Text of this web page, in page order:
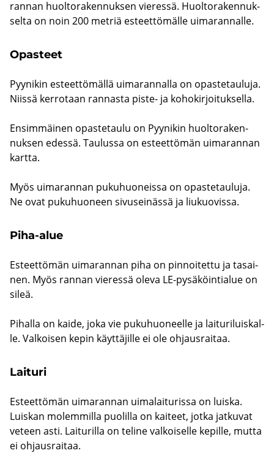
ran­nan huol­to­ra­ken­nuk­sen vie­res­sä. Huol­to­ra­ken­nuk­
sel­ta on noin 200 met­riä es­teet­tö­mäl­le ui­ma­ran­nal­le.
Opas­teet
Pyy­ni­kin es­teet­tö­mäl­lä ui­ma­ran­nal­la on opas­te­tau­lu­ja.
Niis­sä ker­ro­taan ran­nas­ta piste-​ ja ko­ho­kir­joi­tuk­sel­la.
En­sim­mäi­nen opas­te­tau­lu on Pyy­ni­kin huol­to­ra­ken­
nuk­sen edes­sä. Tau­lus­sa on es­teet­tö­män ui­ma­ran­nan
kart­ta.
Myös ui­ma­ran­nan pu­ku­huo­neis­sa on opas­te­tau­lu­ja.
Ne ovat pu­ku­huo­neen si­vusei­näs­sä ja liu­kuo­vis­sa.
Piha-​alue
Es­teet­tö­män ui­ma­ran­nan piha on pin­noi­tet­tu ja ta­sai­
nen. Myös ran­nan vie­res­sä oleva LE-​pysäköintialue on
sileä.
Pi­hal­la on kaide, joka vie pu­ku­huo­neel­le ja lai­tu­ri­luis­kal­
le. Val­koi­sen kepin käyt­tä­jil­le ei ole oh­jaus­rai­taa.
Lai­tu­ri
Es­teet­tö­män ui­ma­ran­nan ui­ma­lai­tu­ris­sa on luis­ka.
Luis­kan mo­lem­mil­la puo­lil­la on kai­teet, jotka jat­ku­vat
ve­teen asti. Lai­tu­ril­la on te­li­ne val­koi­sel­le ke­pil­le, mutta
ei oh­jaus­rai­taa.